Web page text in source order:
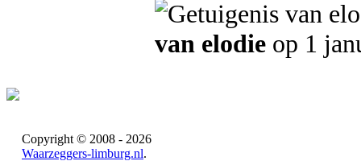
van elodie op 1
Copyright © 2008 - 2026
Waarzeggers-limburg.nl.